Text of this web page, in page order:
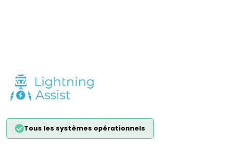
Tous les systèmes opérationnels